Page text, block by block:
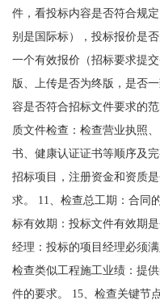
件，看投标内容是否符合规
别是国际标），投标报价是
一个有效报价（招标要求提
版、上传是否为终版，是否
容是否符合招标文件要求的
质文件检查：检查营业执照
书、健康认证证书等顺序及
招标项目，注册资金和资质
求。 11、检查总工期：合同
标有效期：投标文件有效期
经理：投标的项目经理必须
检查类似工程施工业绩：提
件的要求。 15、检查关键节